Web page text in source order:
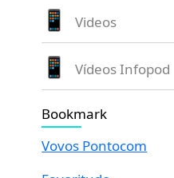
Videos
Vídeos Infopod
Bookmark
Vovos Pontocom